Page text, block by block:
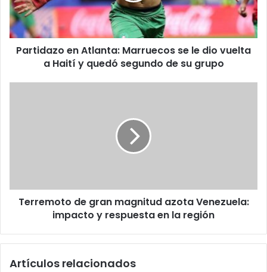
dio
vuelta
a
Haití
Partidazo en Atlanta: Marruecos se le dio vuelta
a Haití y quedó segundo de su grupo
respuesta
Terremoto de gran magnitud azota Venezuela:
impacto y respuesta en la región
Artículos relacionados